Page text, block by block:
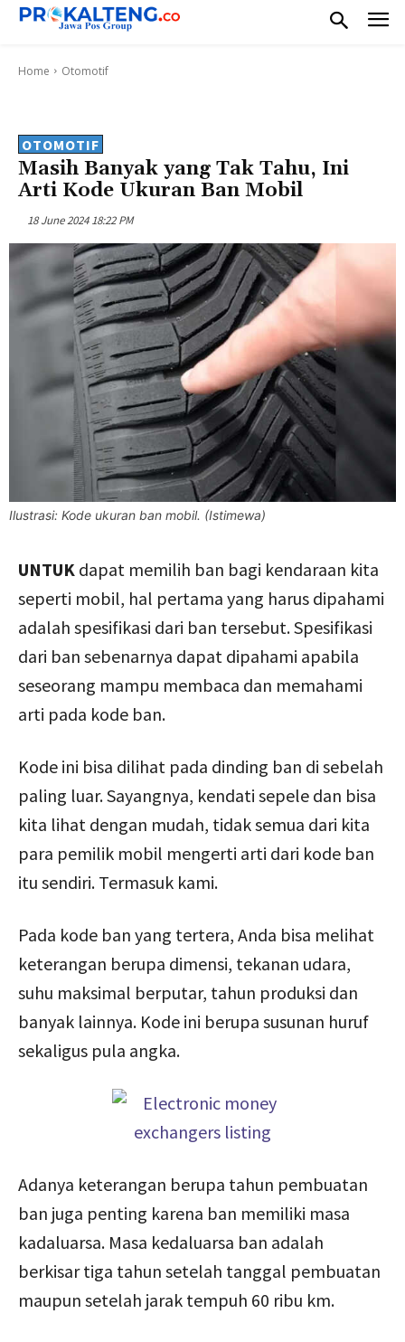
Home Otomotif
OTOMOTIF
Masih Banyak yang Tak Tahu, Ini
Arti Kode Ukuran Ban Mobil
18 June 2024 18:22 PM
Ilustrasi: Kode ukuran ban mobil. (Istimewa)
UNTUK dapat memilih ban bagi kendaraan kita
seperti mobil, hal pertama yang harus dipahami
adalah spesifikasi dari ban tersebut. Spesifikasi
dari ban sebenarnya dapat dipahami apabila
seseorang mampu membaca dan memahami
arti pada kode ban.
Kode ini bisa dilihat pada dinding ban di sebelah
paling luar. Sayangnya, kendati sepele dan bisa
kita lihat dengan mudah, tidak semua dari kita
para pemilik mobil mengerti arti dari kode ban
itu sendiri. Termasuk kami.
Pada kode ban yang tertera, Anda bisa melihat
keterangan berupa dimensi, tekanan udara,
suhu maksimal berputar, tahun produksi dan
banyak lainnya. Kode ini berupa susunan huruf
sekaligus pula angka.
Adanya keterangan berupa tahun pembuatan
ban juga penting karena ban memiliki masa
kadaluarsa. Masa kedaluarsa ban adalah
berkisar tiga tahun setelah tanggal pembuatan
maupun setelah jarak tempuh 60 ribu km.